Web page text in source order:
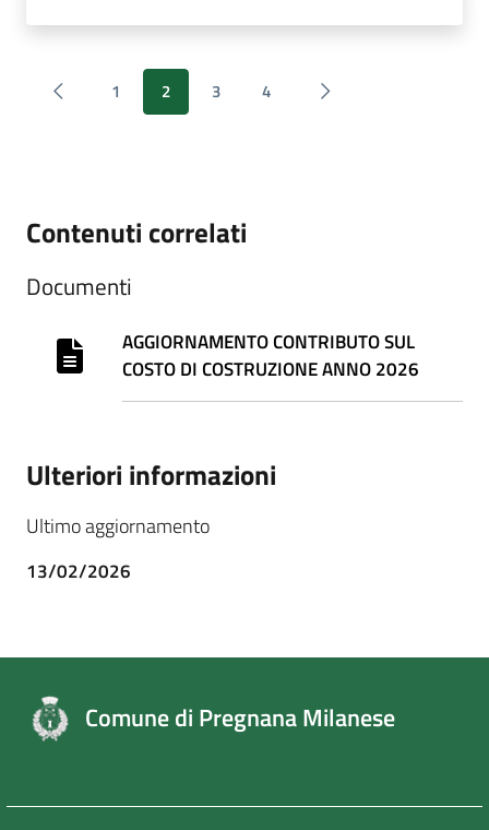
1 2 3 4
Contenuti correlati
Documenti
AGGIORNAMENTO CONTRIBUTO SUL
COSTO DI COSTRUZIONE ANNO 2026
Ulteriori informazioni
Ultimo aggiornamento
13/02/2026
Comune di Pregnana Milanese